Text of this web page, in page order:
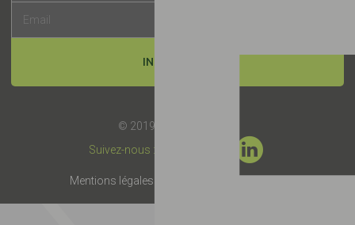
INSCRIPTION
© 2019 -
Suivez-nous :
Mentions légales